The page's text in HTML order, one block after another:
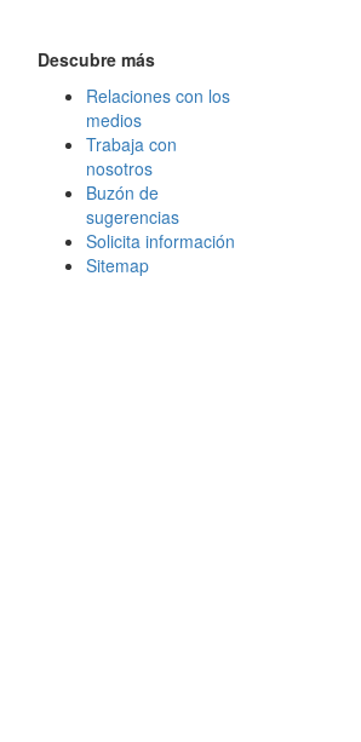
Descubre más
Relaciones con los
medios
Trabaja con
nosotros
Buzón de
sugerencias
Solicita información
Sitemap